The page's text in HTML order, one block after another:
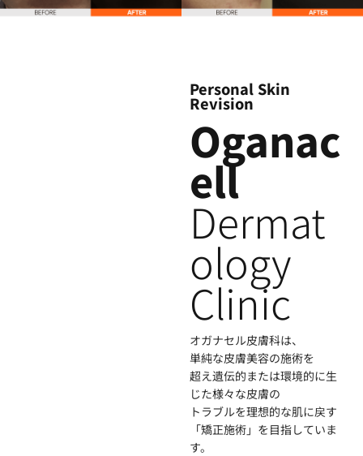
Personal Skin
Revision
Oganac
ell
Dermat
ology
Clinic
オガナセル皮膚科は、
単純な皮膚美容の施術を
超え遺伝的または環境的に生
じた様々な皮膚の
トラブルを理想的な肌に戻す
「矯正施術」を目指していま
す。